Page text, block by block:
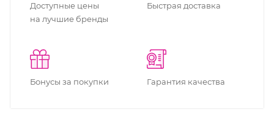
Доступные цены
на лучшие бренды
Быстрая доставка
Бонусы за покупки Гарантия качества